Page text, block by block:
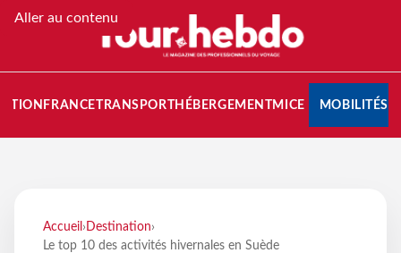
Aller au contenu
FRANCETRANSPORT HÉBERGEMENTMICE MOBILITÉS
Accueil › Destination›
Le top 10 des activités hivernales en Suède